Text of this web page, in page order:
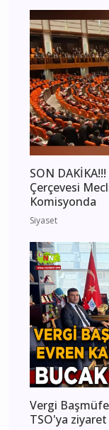
SON
Çerçevesi
Komisyonda
Siyaset
Vergi
TSO'ya ziyaret